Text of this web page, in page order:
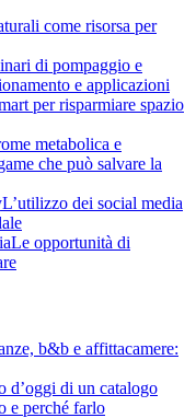
come risorsa per
di pompaggio e
e applicazioni
per risparmiare spazio
metabolica e
che può salvare la
L’utilizzo dei social media
Le opportunità di
b&b e affittacamere:
d’oggi di un catalogo
e perché farlo